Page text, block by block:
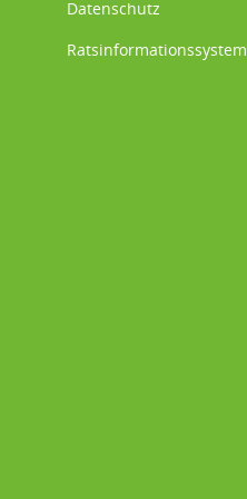
Datenschutz
Ratsinformationssystem